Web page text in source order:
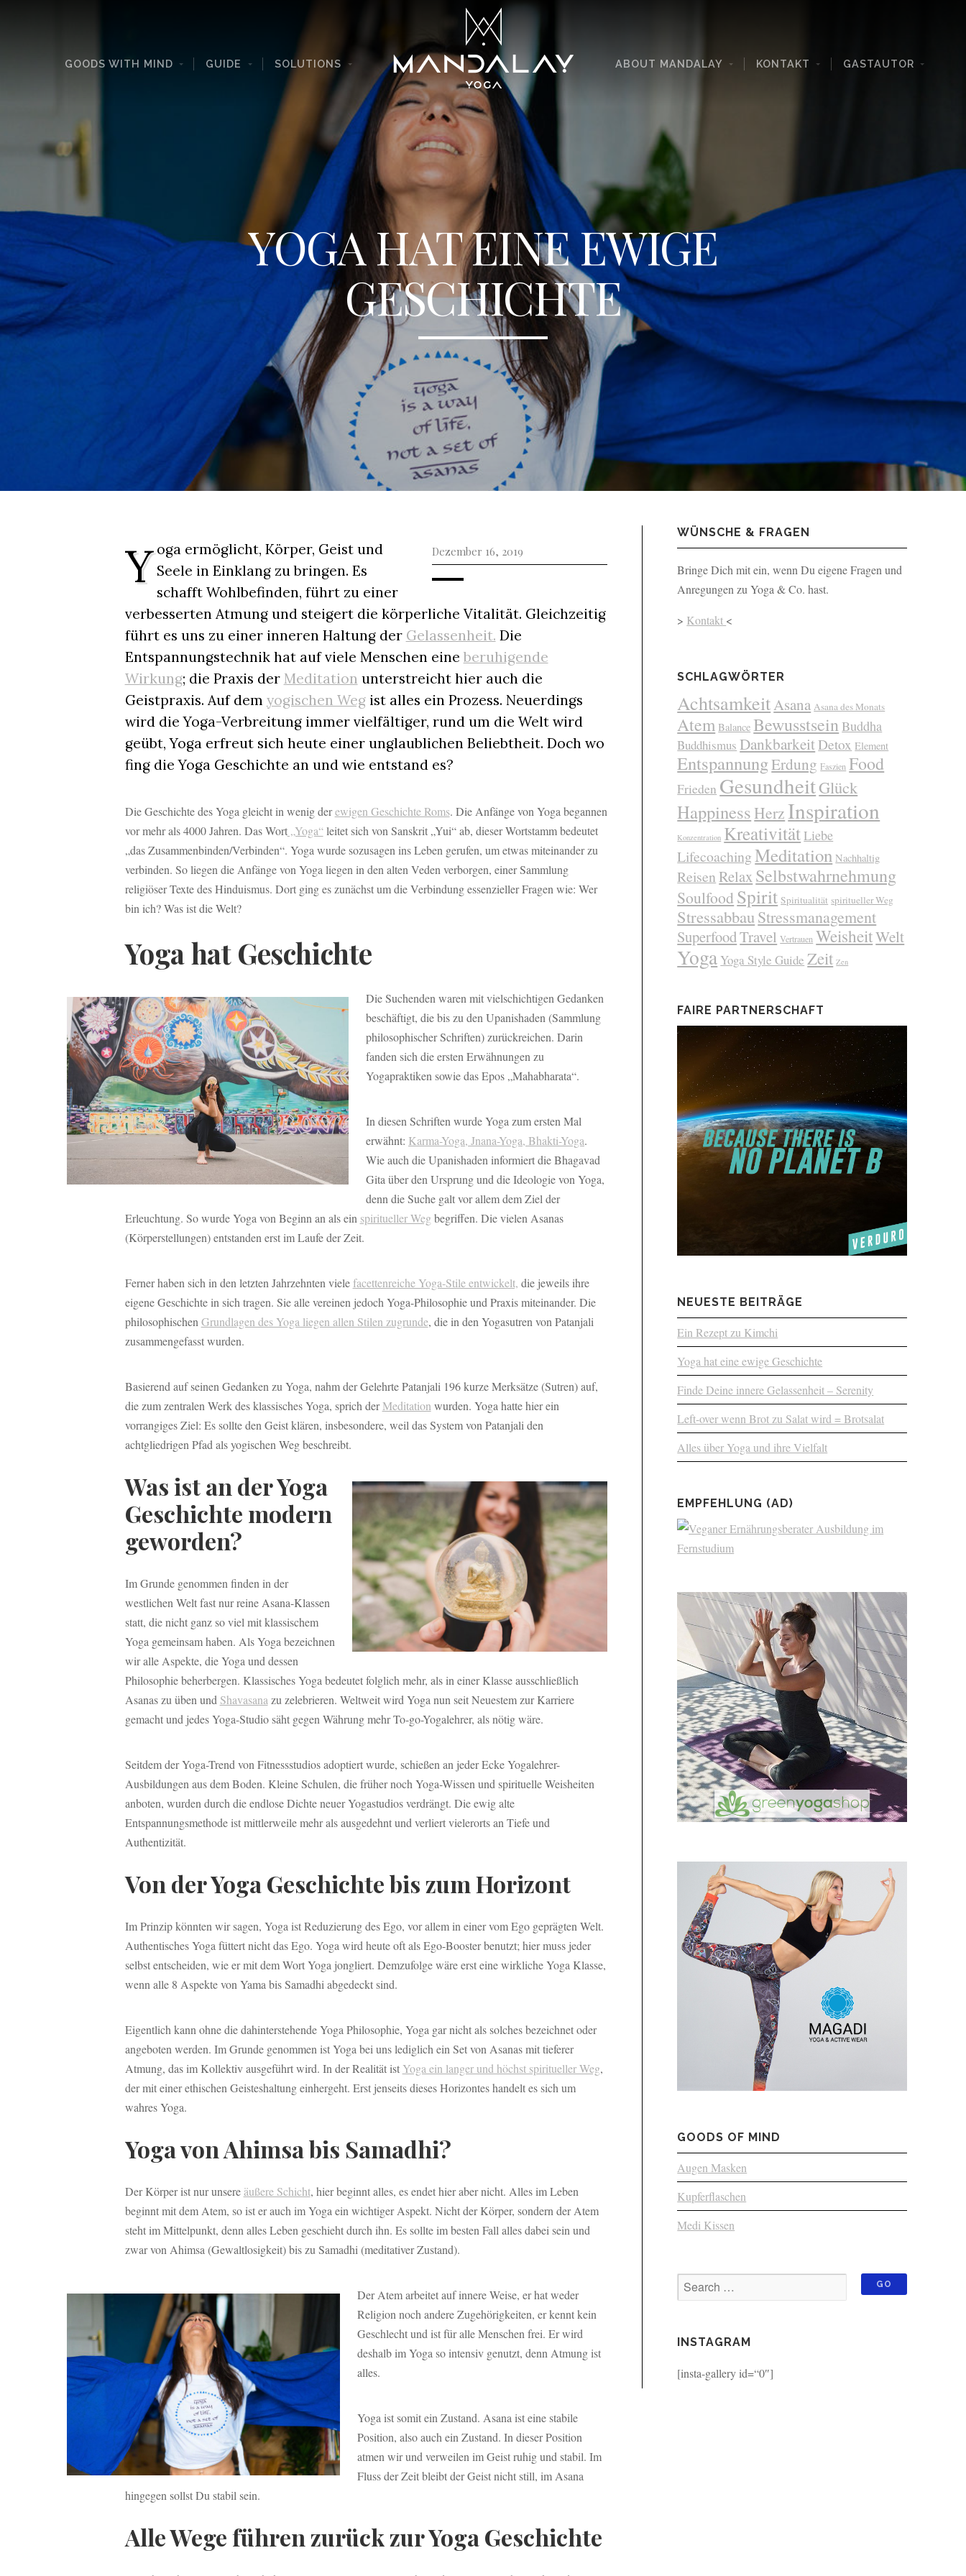
GOODS WITH MIND GUIDE SOLUTIONS ABOUT MANDALAY KONTAKT GASTAUTOR
YOGA HAT EINE EWIGE
GESCHICHTE
Dezember 16, 2019
Y oga ermöglicht, Körper, Geist und
Seele in Einklang zu bringen. Es
schafft Wohlbefinden, führt zu einer
verbesserten Atmung und steigert die körperliche Vitalität. Gleichzeitig
führt es uns zu einer inneren Haltung der Gelassenheit. Die
Entspannungstechnik hat auf viele Menschen eine beruhigende
Wirkung; die Praxis der Meditation unterstreicht hier auch die
Geistpraxis. Auf dem yogischen Wegist alles ein Prozess. Neuerdings
wird die Yoga-Verbreitung immer vielfältiger, rund um die Welt wird
geübt, Yoga erfreut sich heute einer unglaublichen Beliebtheit. Doch wo
fing die Yoga Geschichte an und wie entstand es?
Die Geschichte des Yoga gleicht in wenig derewigen Geschichte Roms. Die Anfänge von Yoga begannen
vor mehr als 4000 Jahren. Das Wort„Yoga“leitet sich von Sanskrit „Yui“ ab, dieser Wortstamm bedeutet
„das Zusammenbinden/Verbinden“. Yoga wurde sozusagen ins Leben gerufen, um etwas miteinander zu
verbinden. So liegen die Anfänge von Yoga liegen in den alten Veden verborgen, einer Sammlung
religiöser Texte des Hinduismus. Dort ging es zunächst um die Verbindung essenzieller Fragen wie: Wer
bin ich? Was ist die Welt?
Yoga hat Geschichte
Die Suchenden waren mit vielschichtigen Gedanken
beschäftigt, die bis zu den Upanishaden (Sammlung
philosophischer Schriften) zurückreichen. Darin
fanden sich die ersten Erwähnungen zu
Yogapraktiken sowie das Epos „Mahabharata“.
In diesen Schriften wurde Yoga zum ersten Mal
erwähnt: Karma-Yoga, Jnana-Yoga, Bhakti-Yoga.
Wie auch die Upanishaden informiert die Bhagavad
Gita über den Ursprung und die Ideologie von Yoga,
denn die Suche galt vor allem dem Ziel der
Erleuchtung. So wurde Yoga von Beginn an als ein spiritueller Wegbegriffen. Die vielen Asanas
(Körperstellungen) entstanden erst im Laufe der Zeit.
Ferner haben sich in den letzten Jahrzehnten vielefacettenreiche Yoga-Stile entwickelt, die jeweils ihre
eigene Geschichte in sich tragen. Sie alle vereinen jedoch Yoga-Philosophie und Praxis miteinander. Die
philosophischen Grundlagen des Yoga liegen allen Stilen zugrunde, die in den Yogasutren von Patanjali
zusammengefasst wurden.
Basierend auf seinen Gedanken zu Yoga, nahm der Gelehrte Patanjali 196 kurze Merksätze (Sutren) auf,
die zum zentralen Werk des klassisches Yoga, sprich derMeditation wurden. Yoga hatte hier ein
vorrangiges Ziel: Es sollte den Geist klären, insbesondere, weil das System von Patanjali den
achtgliedrigen Pfad als yogischen Weg beschreibt.
Was ist an der Yoga
Geschichte modern
geworden?
Im Grunde genommen finden in der
westlichen Welt fast nur reine Asana-Klassen
statt, die nicht ganz so viel mit klassischem
Yoga gemeinsam haben. Als Yoga bezeichnen
wir alle Aspekte, die Yoga und dessen
Philosophie beherbergen. Klassisches Yoga bedeutet folglich mehr, als in einer Klasse ausschließlich
Asanas zu üben und Shavasana zu zelebrieren. Weltweit wird Yoga nun seit Neuestem zur Karriere
gemacht und jedes Yoga-Studio säht gegen Währung mehr To-go-Yogalehrer, als nötig wäre.
Seitdem der Yoga-Trend von Fitnessstudios adoptiert wurde, schießen an jeder Ecke Yogalehrer-
Ausbildungen aus dem Boden. Kleine Schulen, die früher noch Yoga-Wissen und spirituelle Weisheiten
anboten, wurden durch die endlose Dichte neuer Yogastudios verdrängt. Die ewig alte
Entspannungsmethode ist mittlerweile mehr als ausgedehnt und verliert vielerorts an Tiefe und
Authentizität.
Von der Yoga Geschichte bis zum Horizont
Im Prinzip könnten wir sagen, Yoga ist Reduzierung des Ego, vor allem in einer vom Ego geprägten Welt.
Authentisches Yoga füttert nicht das Ego. Yoga wird heute oft als Ego-Booster benutzt; hier muss jeder
selbst entscheiden, wie er mit dem Wort Yoga jongliert. Demzufolge wäre erst eine wirkliche Yoga Klasse,
wenn alle 8 Aspekte von Yama bis Samadhi abgedeckt sind.
Eigentlich kann ohne die dahinterstehende Yoga Philosophie, Yoga gar nicht als solches bezeichnet oder
angeboten werden. Im Grunde genommen ist Yoga bei uns lediglich ein Set von Asanas mit tieferer
Atmung, das im Kollektiv ausgeführt wird. In der Realität ist Yoga ein langer und höchst spiritueller Weg,
der mit einer ethischen Geisteshaltung einhergeht. Erst jenseits dieses Horizontes handelt es sich um
wahres Yoga.
Yoga von Ahimsa bis Samadhi?
Der Körper ist nur unsereäußere Schicht, hier beginnt alles, es endet hier aber nicht. Alles im Leben
beginnt mit dem Atem, so ist er auch im Yoga ein wichtiger Aspekt. Nicht der Körper, sondern der Atem
steht im Mittelpunkt, denn alles Leben geschieht durch ihn. Es sollte im besten Fall alles dabei sein und
zwar von Ahimsa (Gewaltlosigkeit) bis zu Samadhi (meditativer Zustand).
Der Atem arbeitet auf innere Weise, er hat weder
Religion noch andere Zugehörigkeiten, er kennt kein
Geschlecht und ist für alle Menschen frei. Er wird
deshalb im Yoga so intensiv genutzt, denn Atmung ist
alles.
Yoga ist somit ein Zustand. Asana ist eine stabile
Position, also auch ein Zustand. In dieser Position
atmen wir und verweilen im Geist ruhig und stabil. Im
Fluss der Zeit bleibt der Geist nicht still, im Asana
hingegen sollst Du stabil sein.
Alle Wege führen zurück zur Yoga Geschichte
WÜNSCHE & FRAGEN
Bringe Dich mit ein, wenn Du eigene Fragen und
Anregungen zu Yoga & Co. hast.
> Kontakt <
SCHLAGWÖRTER
AchtsamkeitAsana Asana des Monats
Atem Balance Bewusstsein Buddha
Buddhismus DankbarkeitDetox Element
EntspannungErdung Faszien Food
Frieden GesundheitGlück
Happiness Herz Inspiration
Konzentration KreativitätLiebe
LifecoachingMeditation Nachhaltig
ReisenRelaxSelbstwahrnehmung
Soulfood Spirit Spiritualität spiritueller Weg
Stressabbau Stressmanagement
SuperfoodTravel Vertrauen WeisheitWelt
Yoga Yoga Style Guide Zeit Zen
FAIRE PARTNERSCHAFT
NEUESTE BEITRÄGE
Ein Rezept zu Kimchi
Yoga hat eine ewige Geschichte
Finde Deine innere Gelassenheit – Serenity
Left-over wenn Brot zu Salat wird = Brotsalat
Alles über Yoga und ihre Vielfalt
EMPFEHLUNG (AD)
GOODS OF MIND
Augen Masken
Kupferflaschen
Medi Kissen
INSTAGRAM
[insta-gallery id=“0″]